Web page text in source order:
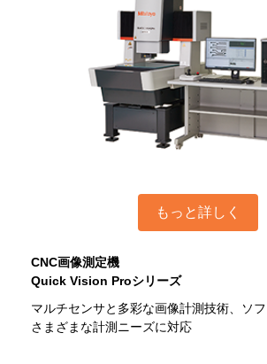
もっと詳しく
CNC画像測定機
Quick Vision Proシリーズ
マルチセンサと多彩な画像計測技術、ソフ
さまざまな計測ニーズに対応